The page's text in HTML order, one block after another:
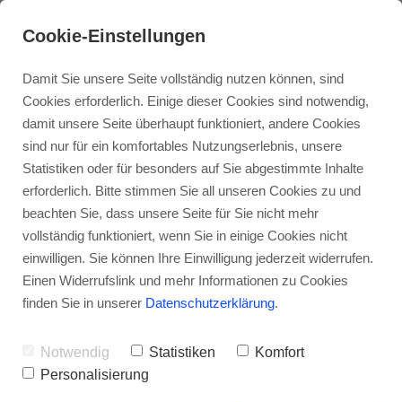
Über mich
Praxis
Jenseitskontakt
Aura Reading
Trance Healing
Workshops
Zirkel
Medialer Abend
Medium on Tour
Jenseitskontakt:
Cookie-Einstellungen
Damit Sie unsere Seite vollständig nutzen können, sind
Cookies erforderlich. Einige dieser Cookies sind notwendig,
damit unsere Seite überhaupt funktioniert, andere Cookies
sind nur für ein komfortables Nutzungserlebnis, unsere
Statistiken oder für besonders auf Sie abgestimmte Inhalte
erforderlich. Bitte stimmen Sie all unseren Cookies zu und
beachten Sie, dass unsere Seite für Sie nicht mehr
vollständig funktioniert, wenn Sie in einige Cookies nicht
einwilligen. Sie können Ihre Einwilligung jederzeit widerrufen.
Einen Widerrufslink und mehr Informationen zu Cookies
finden Sie in unserer Datenschutzerklärung.
Notwendig Statistiken
Komfort
Personalisierung